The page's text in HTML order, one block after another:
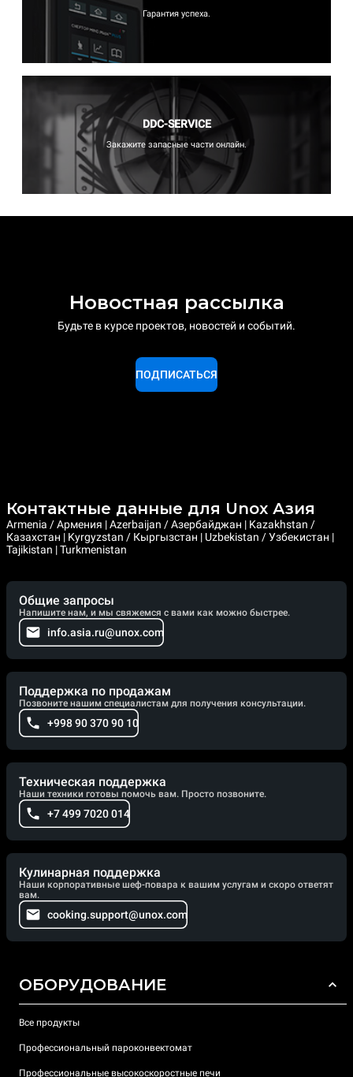
Гарантия успеха.
DDC-SERVICE
Закажите запасные части онлайн.
Новостная рассылка
Будьте в курсе проектов, новостей и событий.
ПОДПИСАТЬСЯ
Контактные данные для Unox Азия
Armenia / Армения | Azerbaijan / Азербайджан | Kazakhstan /
Казахстан | Kyrgyzstan / Кыргызстан | Uzbekistan / Узбекистан |
Tajikistan | Turkmenistan
Общие запросы
Напишите нам, и мы свяжемся с вами как можно быстрее.
info.asia.ru@unox.com
Поддержка по продажам
Позвоните нашим специалистам для получения консультации.
+998 90 370 90 10
Техническая поддержка
Наши техники готовы помочь вам. Просто позвоните.
+7 499 7020 014
Кулинарная поддержка
Наши корпоративные шеф-повара к вашим услугам и скоро ответят
вам.
cooking.support@unox.com
ОБОРУДОВАНИЕ
Все продукты
Профессиональный пароконвектомат
Профессиональные высокоскоростные печи